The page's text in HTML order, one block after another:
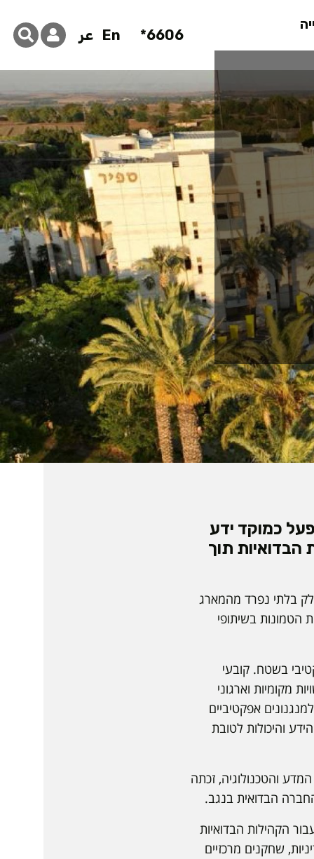
6606*
En عر
ספיר, יפעל כמוקד ידע
הבדואיות תוך
בלתי נפרד מהמארג
הטמונות בשיתופי
בשטח. קובעי
מקומיות וארגוני
אפקטיביים
והיכולות לטובת
2024 של משרד החדשנות, המדע והטכנולוגיה, זכתה
הקהילות הבדואיות
שחקנים מרכזיים